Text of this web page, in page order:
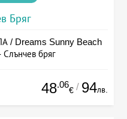
Бряг
/ Dreams Sunny Beach
бряг
48.06
€ / 94лв.